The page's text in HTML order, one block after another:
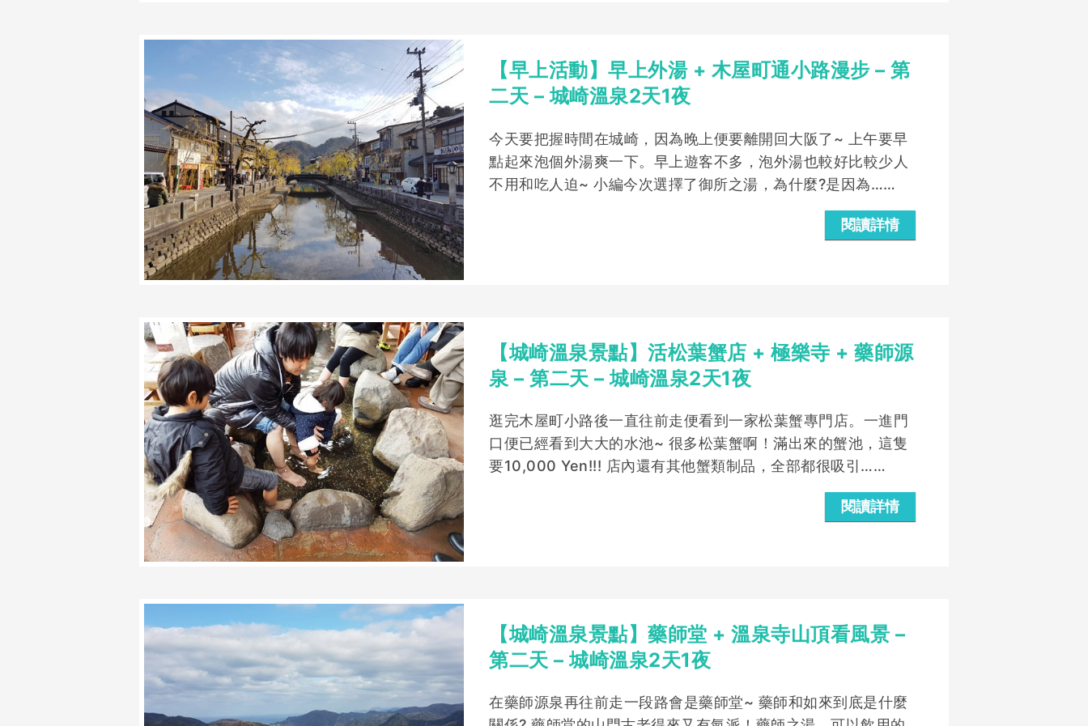
【早上活動】早上外湯 + 木屋町通小路漫步 – 第
二天 – 城崎溫泉2天1夜
今天要把握時間在城崎，因為晚上便要離開回大阪了~ 上午要早
點起來泡個外湯爽一下。早上遊客不多，泡外湯也較好比較少人
不用和吃人迫~ 小編今次選擇了御所之湯，為什麼?是因為……
閱讀詳情
【城崎溫泉景點】活松葉蟹店 + 極樂寺 + 藥師源
泉 – 第二天 – 城崎溫泉2天1夜
逛完木屋町小路後一直往前走便看到一家松葉蟹專門店。一進門
口便已經看到大大的水池~ 很多松葉蟹啊！滿出來的蟹池，這隻
要10,000 Yen!!! 店內還有其他蟹類制品，全部都很吸引……
閱讀詳情
【城崎溫泉景點】藥師堂 + 溫泉寺山頂看風景 –
第二天 – 城崎溫泉2天1夜
在藥師源泉再往前走一段路會是藥師堂~ 藥師和如來到底是什麼